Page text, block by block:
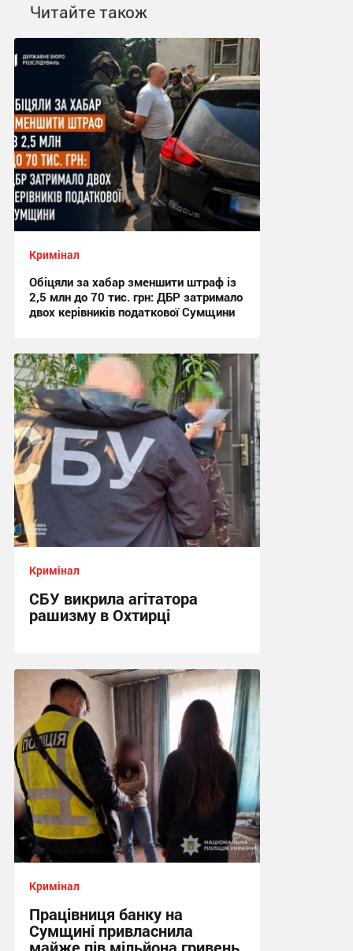
Читайте також
Кримінал
Обіцяли за хабар зменшити штраф із
2,5 млн до 70 тис. грн: ДБР затримало
двох керівників податкової Сумщини
17:42, 6.08.2026
Кримінал
СБУ викрила агітатора
рашизму в Охтирці
13:34, 6.08.2026
Кримінал
Працівниця банку на
Сумщині привласнила